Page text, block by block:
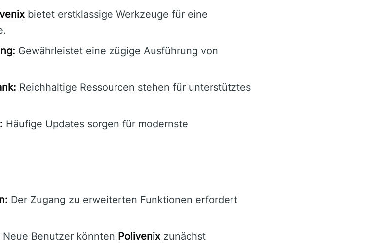
bietet erstklassige Werkzeuge für eine
Gewährleistet eine zügige Ausführung von
Reichhaltige Ressourcen stehen für unterstütztes
Häufige Updates sorgen für modernste
Der Zugang zu erweiterten Funktionen erfordert
Neue Benutzer könnten Polivenix zunächst